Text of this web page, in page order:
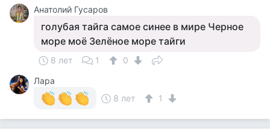
Анатолий Гусаров
голубая тайга самое синее в мире Черное
море моё Зелёное море тайги
8 лет 1
0
Лара
8 лет
1